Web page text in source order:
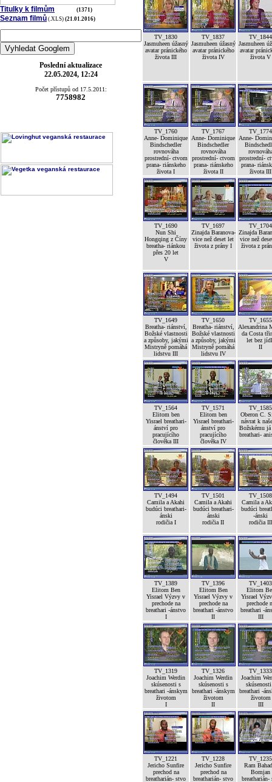
Titulky k filmům (1371)
Seznam filmů (.XLS) (21.01.2016)
Poslední aktualizace
22.05.2024, 12:24
Počet přístupů od 17.5.2011:
7758982
TV_1830
Jasmuheen úžasný
avatar pránického
života III
TV_1837
Jasmuheen úžasný
avatar pránického
života IV
TV_1844
Jasmuheen
avatar
života V
TV_1760
Anne- Dominique
Bindschedler
rovnováha
prostrední- ctvom
prana- riánskeho
života I
TV_1767
Anne- Dominique
Bindschedler
rovnováha
prostrední- ctvom
prana- riánskeho
života II
TV_1774
Anne-
prostrední-
prana-
života III
TV_1690
Nun Shi
Hongqing z Číny
breatha- riánkou
přes 20 let
V
TV_1697
Zinajda Baranova-
vice než deset let
života z prány I
TV_1704
Zinajda
vice než
života z
TV_1649
Breatha- riánství,
Božské vlastnosti
a způsoby, jakými
Mistryně pomáhá
lidstvu III
TV_1650
Breatha- riánství,
Božské vlastnosti
a způsoby, jakými
Mistryně pomáhá
lidstvu IV
TV_1655
Alexandrina
da Costa
let bez
II
TV_1564
Elitom ben
Yisrael breathari-
ánství pro
pracujícího
člověka III
TV_1571
Elitom ben
Yisrael breathari-
ánství pro
pracujícího
člověka IV
TV_1585
Oberon C.
návrat k
Božskému já
breathari-
TV_1494
Camila a Akahi
budúci breathari-
ánski
rodičia I
TV_1501
Camila a Akahi
budúci breathari-
ánski
rodičia II
TV_1508
Camila a
budúci
-ánski
rodičia III
TV_1389
Elitom Ben
Yisrael Výzvy v
prechode na
breathari -ánstvo
I
TV_1396
Elitom Ben
Yisrael Výzvy v
prechode na
breathari -ánstvo
II
TV_1403
Elitom
Yisrael
prechode
breathari -
III
TV_1319
Joachim Werdin
skúsenosti s
breathari -ánskym
životom
I
TV_1326
Joachim Werdin
skúsenosti s
breathari -ánskym
životom
II
TV_1333
Joachim
breathari -
životom
III
TV_1221
Jericho Sunfire
prechod na
breatharián- stvo
TV_1228
Jericho Sunfire
prechod na
breatharián- stvo
TV_1235
Ram
Bomjan
breatharián-